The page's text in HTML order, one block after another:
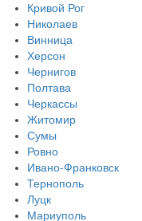
Кривой Рог
Николаев
Винница
Херсон
Чернигов
Полтава
Черкассы
Житомир
Сумы
Ровно
Ивано-Франковск
Тернополь
Луцк
Мариуполь